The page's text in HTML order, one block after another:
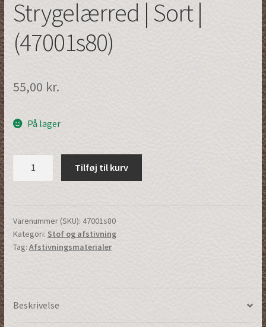
Strygelærred | Sort |
(47001s80)
55,00 kr.
På lager
(47001s80)
antal
Tilføj til kurv
Varenummer (SKU): 47001s80
Kategori: Stof og afstivning
Tag: Afstivningsmaterialer
Beskrivelse